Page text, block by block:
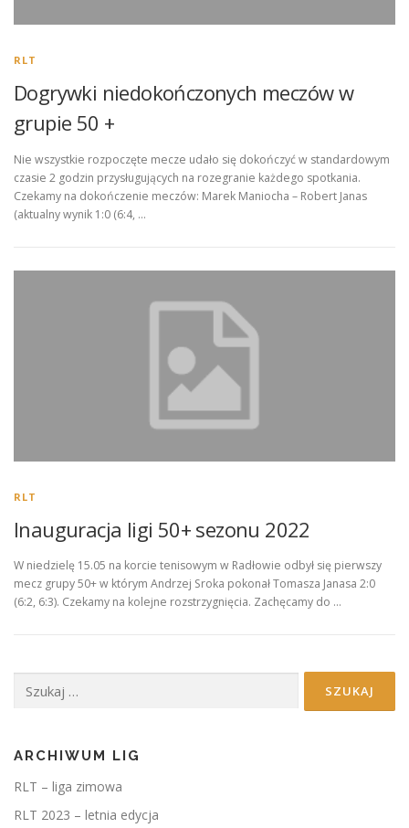
RLT
Dogrywki niedokończonych meczów w
grupie 50 +
Nie wszystkie rozpoczęte mecze udało się dokończyć w standardowym
czasie 2 godzin przysługujących na rozegranie każdego spotkania.
Czekamy na dokończenie meczów: Marek Maniocha – Robert Janas
(aktualny wynik 1:0 (6:4, …
RLT
Inauguracja ligi 50+ sezonu 2022
W niedzielę 15.05 na korcie tenisowym w Radłowie odbył się pierwszy
mecz grupy 50+ w którym Andrzej Sroka pokonał Tomasza Janasa 2:0
(6:2, 6:3). Czekamy na kolejne rozstrzygnięcia. Zachęcamy do …
ARCHIWUM LIG
RLT – liga zimowa
RLT 2023 – letnia edycja